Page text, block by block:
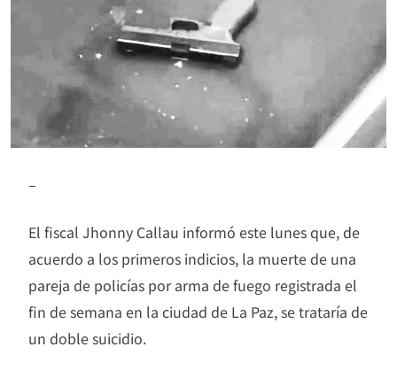
–
El fiscal Jhonny Callau informó este lunes que, de
acuerdo a los primeros indicios, la muerte de una
pareja de policías por arma de fuego registrada el
fin de semana en la ciudad de La Paz, se trataría de
un doble suicidio.